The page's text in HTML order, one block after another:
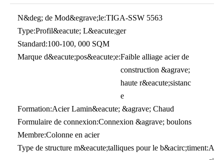
N&deg; de Mod&egrave;le:TIGA-SSW 5563
Type:Profil&eacute; L&eacute;ger
Standard:100-100, 000 SQM
Marque d&eacute;pos&eacute;e:Faible alliage acier de
construction &agrave;
haute r&eacute;sistanc
e
Formation:Acier Lamin&eacute; &agrave; Chaud
Formulaire de connexion:Connexion &agrave; boulons
Membre:Colonne en acier
Type de structure m&eacute;talliques pour le b&acirc;timent:A